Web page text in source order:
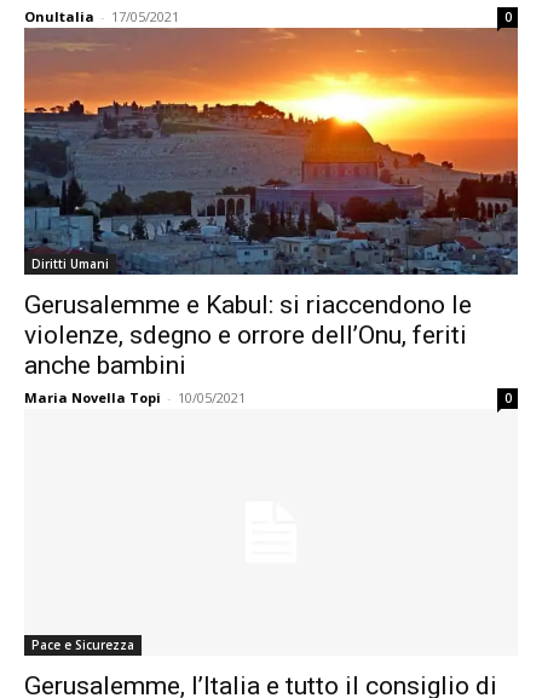
OnuItalia - 17/05/2021 0
Diritti Umani
Gerusalemme e Kabul: si riaccendono le
violenze, sdegno e orrore dell’Onu, feriti
anche bambini
Maria Novella Topi - 10/05/2021 0
Pace e Sicurezza
Gerusalemme, l’Italia e tutto il consiglio di